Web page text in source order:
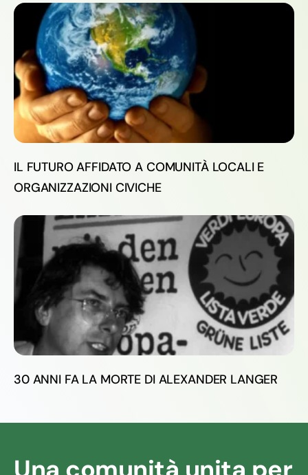
IL FUTURO AFFIDATO A COMUNITÀ LOCALI E
ORGANIZZAZIONI CIVICHE
30 ANNI FA LA MORTE DI ALEXANDER LANGER